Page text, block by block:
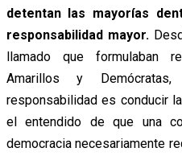
detentan las mayorías
responsabilidad mayor.
llamado que formulaban
Amarillos y
responsabilidad es conducir
el entendido de que una
democracia necesariamente